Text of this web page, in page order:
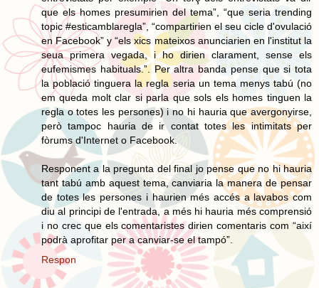
que els homes presumirien del tema”, “que seria trending
topic #esticamblaregla”, “compartirien el seu cicle d'ovulació
en Facebook” y “els xics mateixos anunciarien en l'institut la
seua primera vegada, i ho dirien clarament, sense els
eufemismes habituals.”. Per altra banda pense que si tota
la població tinguera la regla seria un tema menys tabú (no
em queda molt clar si parla que sols els homes tinguen la
regla o totes les persones) i no hi hauria que avergonyirse,
però tampoc hauria de ir contat totes les intimitats per
fòrums d'Internet o Facebook.
Responent a la pregunta del final jo pense que no hi hauria
tant tabú amb aquest tema, canviaria la manera de pensar
de totes les persones i haurien més accés a lavabos com
diu al principi de l'entrada, a més hi hauria més comprensió
i no crec que els comentaristes dirien comentaris com “així
podrà aprofitar per a canviar-se el tampó”.
Respon